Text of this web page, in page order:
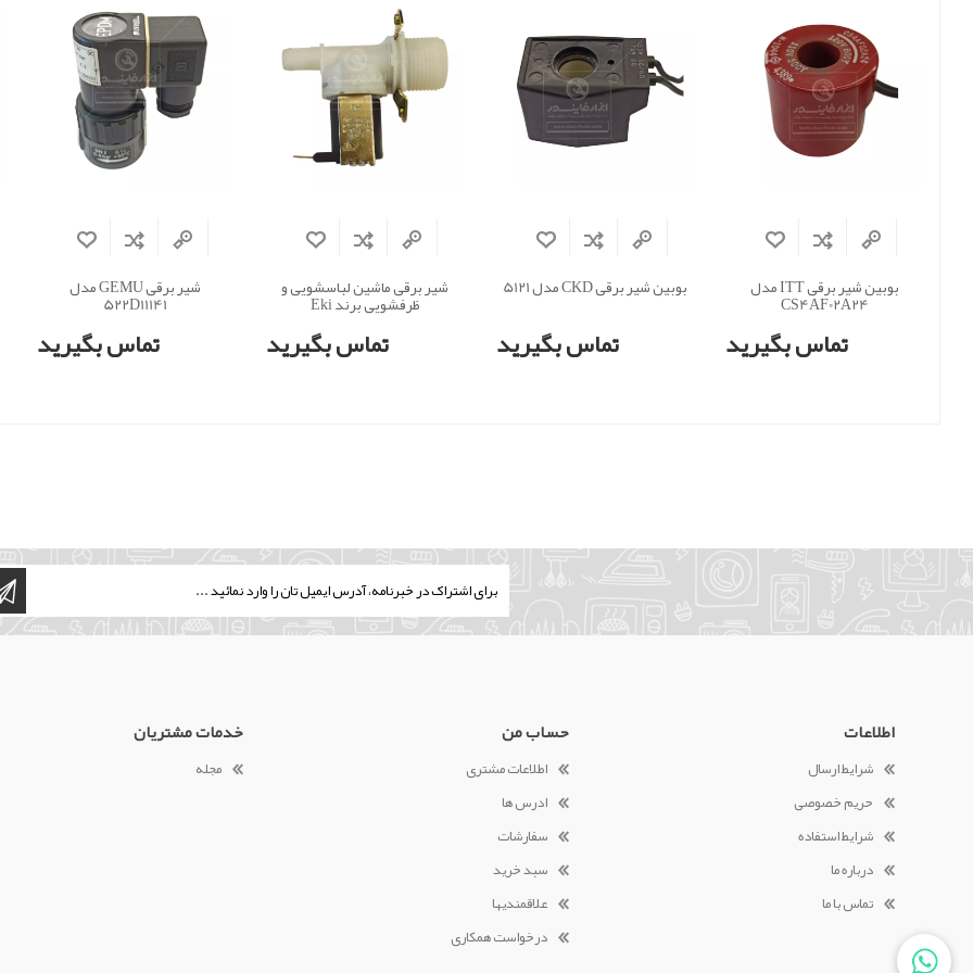
بوبین شیر برقی ITT مدل
CS4AF02A24
تماس بگیرید
بوبین شیر برقی CKD مدل 5121
تماس بگیرید
شیر برقی ماشین لباسشویی و
ظرفشویی برند Eki
تماس بگیرید
شیر برقی GEMU مدل
522D11141
تماس بگیرید
اطلاعات
شرایط ارسال
حریم خصوصی
شرایط استفاده
درباره ما
تماس با ما
حساب من
اطلاعات مشتری
ادرس ها
سفارشات
سبد خرید
علاقمندیها
درخواست همکاری
خدمات مشتریان
مجله